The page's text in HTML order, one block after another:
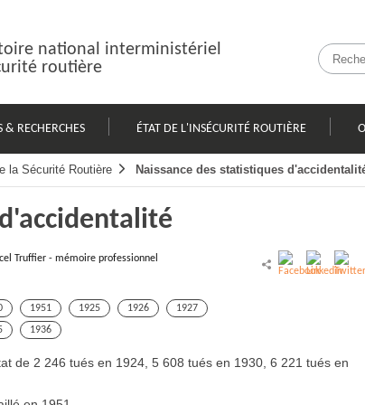
national interministériel
routière
& RECHERCHES ÉTAT DE L'INSÉCURITÉ ROUTIÈRE
la Sécurité Routière Naissance des statistiques
Truffier - mémoire professionnel
1951 1925 1926
1927
1936
de 2 246 tués en 1924, 5 608 tués en 1930, 6 221 tués en